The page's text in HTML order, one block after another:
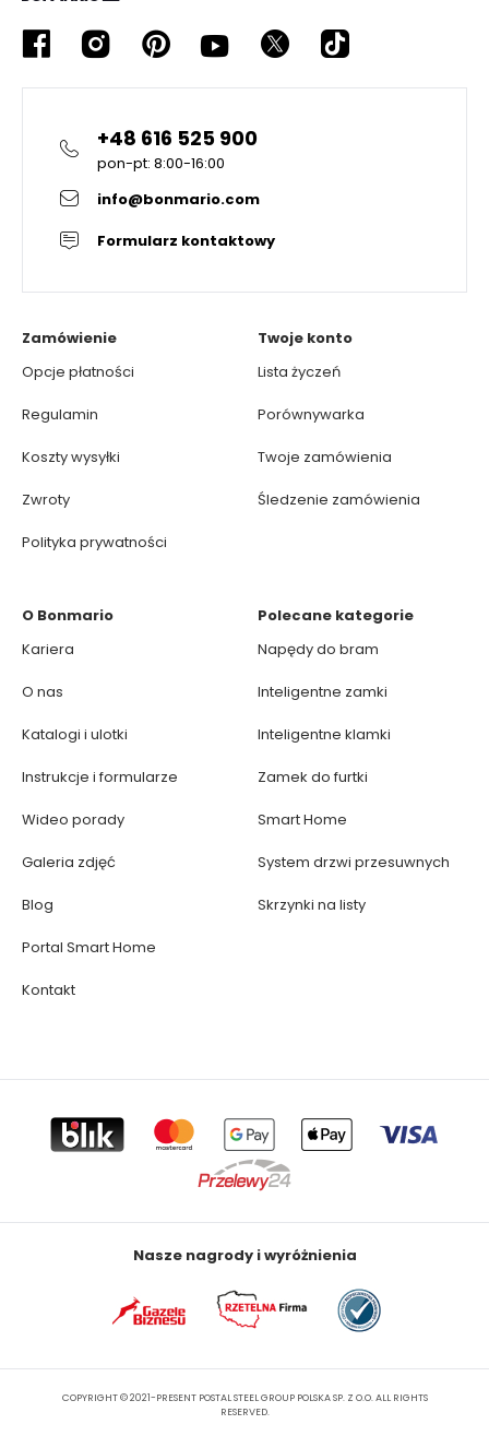
+48 616 525 900
pon-pt: 8:00-16:00
info@bonmario.com
Formularz kontaktowy
Zamówienie
Opcje płatności
Regulamin
Koszty wysyłki
Zwroty
Polityka prywatności
Twoje konto
Lista życzeń
Porównywarka
Twoje zamówienia
Śledzenie zamówienia
O Bonmario
Kariera
O nas
Katalogi i ulotki
Instrukcje i formularze
Wideo porady
Galeria zdjęć
Blog
Portal Smart Home
Kontakt
Polecane kategorie
Napędy do bram
Inteligentne zamki
Inteligentne klamki
Zamek do furtki
Smart Home
System drzwi przesuwnych
Skrzynki na listy
Nasze nagrody i wyróżnienia
COPYRIGHT © 2021-PRESENT POSTAL STEEL GROUP POLSKA SP. Z O.O. ALL RIGHTS
RESERVED.